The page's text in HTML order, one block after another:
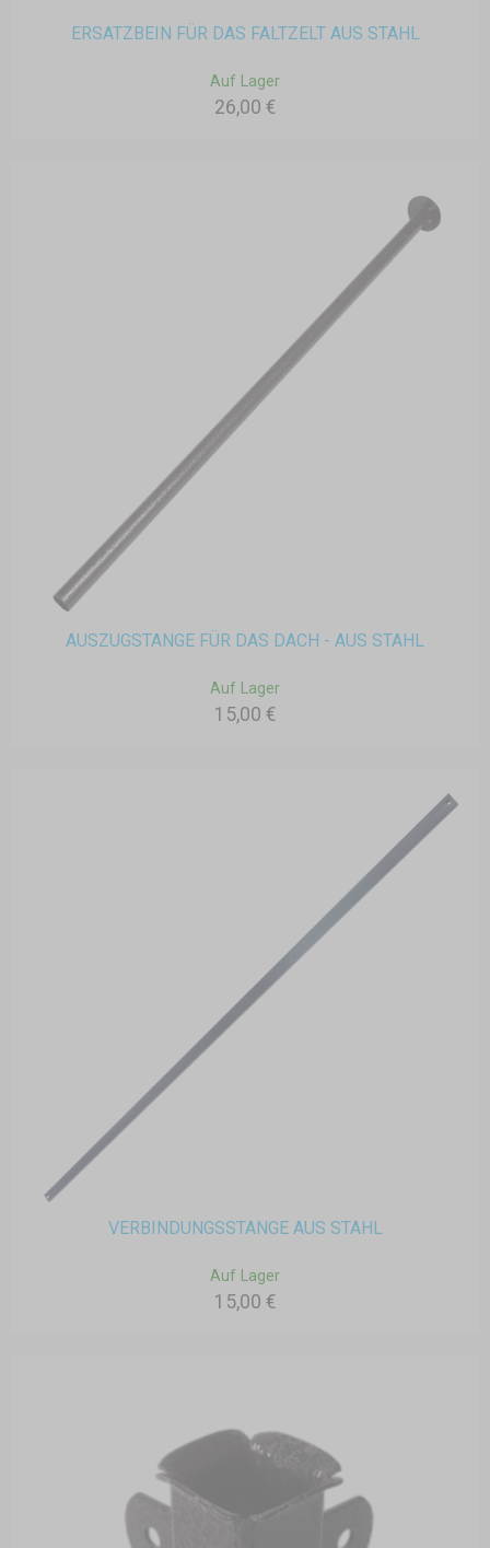
ERSATZBEIN FÜR DAS FALTZELT AUS STAHL
Auf Lager
26,00 €
AUSZUGSTANGE FÜR DAS DACH - AUS STAHL
Auf Lager
15,00 €
VERBINDUNGSSTANGE AUS STAHL
Auf Lager
15,00 €